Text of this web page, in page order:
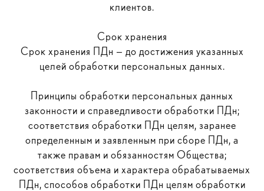
клиентов.
Срок хранения
Срок хранения ПДн — до достижения указанных
целей обработки персональных данных.
Принципы обработки персональных данных
законности и справедливости обработки ПДн;
соответствия обработки ПДн целям, заранее
определенным и заявленным при сборе ПДн, а
также правам и обязанностям Общества;
соответствия объема и характера обрабатываемых
ПДн, способов обработки ПДн целям обработки